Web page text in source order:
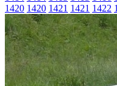
1420 1420 1421 1421 1422